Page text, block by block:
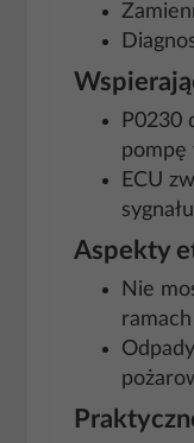
P0230
pompę
ECU
Aspekty
Nie